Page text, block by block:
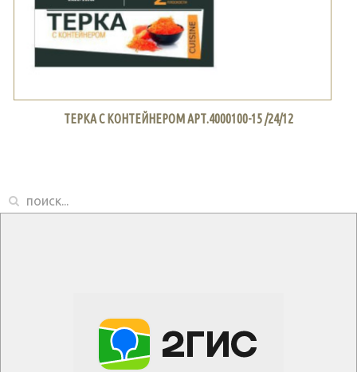
ТЕРКА С КОНТЕЙНЕРОМ АРТ.4000100-15 /24/12